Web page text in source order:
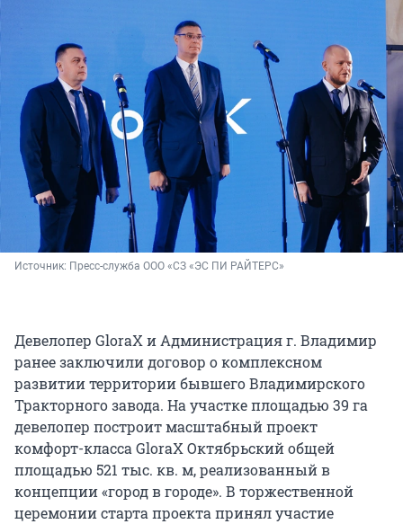
Источник: Пресс-служба ООО «СЗ «ЭС ПИ РАЙТЕРС»
Девелопер GloraX и Администрация г. Владимир
ранее заключили договор о комплексном
развитии территории бывшего Владимирского
Тракторного завода. На участке площадью 39 га
девелопер построит масштабный проект
комфорт-класса GloraX Октябрьский общей
площадью 521 тыс. кв. м, реализованный в
концепции «город в городе». В торжественной
церемонии старта проекта принял участие